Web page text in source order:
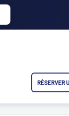
RÉSERVER